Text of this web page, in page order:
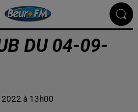
DU 04-09-
à 13h00